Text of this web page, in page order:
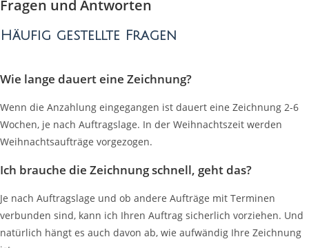
Fragen und Antworten
Häufig gestellte Fragen
Wie lange dauert eine Zeichnung?
Wenn die Anzahlung eingegangen ist dauert eine Zeichnung 2-6
Wochen, je nach Auftragslage. In der Weihnachtszeit werden
Weihnachtsaufträge vorgezogen.
Ich brauche die Zeichnung schnell, geht das?
Je nach Auftragslage und ob andere Aufträge mit Terminen
verbunden sind, kann ich Ihren Auftrag sicherlich vorziehen. Und
natürlich hängt es auch davon ab, wie aufwändig Ihre Zeichnung